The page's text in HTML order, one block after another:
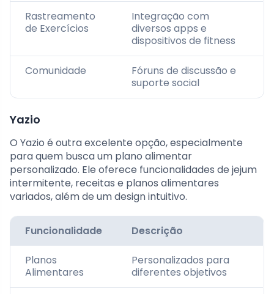
Rastreamento
de Exercícios
Integração com
diversos apps e
dispositivos de fitness
Comunidade
Fóruns de discussão e
suporte social
Yazio
O Yazio é outra excelente opção, especialmente
para quem busca um plano alimentar
personalizado. Ele oferece funcionalidades de jejum
intermitente, receitas e planos alimentares
variados, além de um design intuitivo.
Funcionalidade Descrição
Planos
Alimentares
Personalizados para
diferentes objetivos